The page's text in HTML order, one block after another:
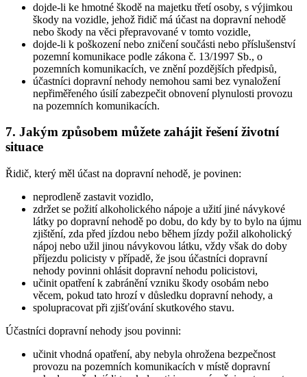
dojde-li ke hmotné škodě na majetku třetí osoby, s výjimkou
škody na vozidle, jehož řidič má účast na dopravní nehodě
nebo škody na věci přepravované v tomto vozidle,
dojde-li k poškození nebo zničení součásti nebo příslušenství
pozemní komunikace podle zákona č. 13/1997 Sb., o
pozemních komunikacích, ve znění pozdějších předpisů,
účastníci dopravní nehody nemohou sami bez vynaložení
nepřiměřeného úsilí zabezpečit obnovení plynulosti provozu
na pozemních komunikacích.
7. Jakým způsobem můžete zahájit řešení životní
situace
Řidič, který měl účast na dopravní nehodě, je povinen:
neprodleně zastavit vozidlo,
zdržet se požití alkoholického nápoje a užití jiné návykové
látky po dopravní nehodě po dobu, do kdy by to bylo na újmu
zjištění, zda před jízdou nebo během jízdy požil alkoholický
nápoj nebo užil jinou návykovou látku, vždy však do doby
příjezdu policisty v případě, že jsou účastníci dopravní
nehody povinni ohlásit dopravní nehodu policistovi,
učinit opatření k zabránění vzniku škody osobám nebo
věcem, pokud tato hrozí v důsledku dopravní nehody, a
spolupracovat při zjišťování skutkového stavu.
Účastníci dopravní nehody jsou povinni:
učinit vhodná opatření, aby nebyla ohrožena bezpečnost
provozu na pozemních komunikacích v místě dopravní